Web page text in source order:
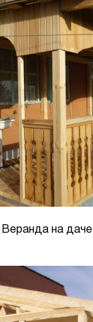
Веранда на даче